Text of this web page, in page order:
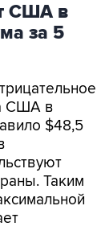
США в
за 5
США в
$48,5
Таким